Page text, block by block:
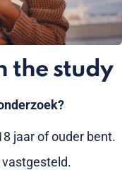
the study
jaar of ouder bent.
vastgesteld.